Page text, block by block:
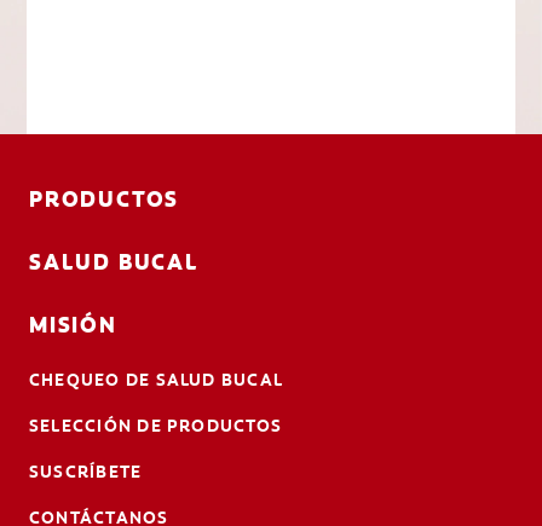
PRODUCTOS
SALUD BUCAL
MISIÓN
CHEQUEO DE SALUD BUCAL
SELECCIÓN DE PRODUCTOS
SUSCRÍBETE
CONTÁCTANOS